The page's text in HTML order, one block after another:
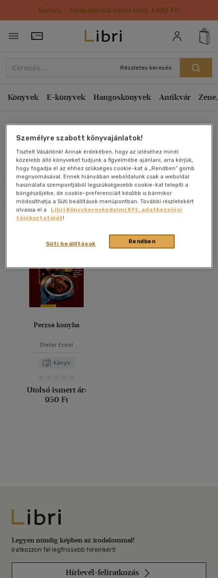
Kulacs / strandtáska most csak 1499 Ft!
Törzsvásárlói Kártya adatai
Részletes keresés
Könyvek E-könyvek Hangoskönyvek Antikvár
Művei
Szűrés Rendezés
Rendezés
Kiadás éve szerint csökkenő
Ár szerint csökkenő
Eladott darabszám szerint csökkenő
Eladott darabszám szerint növekvő
Cím szerint A-Z
Szerző szerint A-Z
Megjelenítés
20 db / oldal
Alkalmaz
Perzsa konyha
Dieter Eckel
Könyv
Utolsó ismert ár:
950 Ft
Libri
Legyen mindig képben az irodalommal!
Iratkozzon fel legfrissebb híreinkért!
Hírlevél-feliratkozás
Személyre szabott könyvajánlatok!
Tisztelt Vásárlónk! Annak érdekében, hogy az ízléséhez minél
közelebb álló könyveket tudjunk a figyelmébe ajánlani, arra kérjük,
hogy fogadja el az ehhez szükséges cookie-kat a „Rendben” gomb
megnyomásával. Ennek hiányában weboldalunk csak a weboldal
használata szempontjából legszükségesebb cookie-kat telepíti a
böngészőjébe, de cookie-preferenciáit később is bármikor
módosíthatja a Süti beállítások menüpontban. További részletekért
olvassa el a
Libri Könyvkereskedelmi Kft. adatkezelési
tájékoztatóját!
Rendben
Süti beállítások